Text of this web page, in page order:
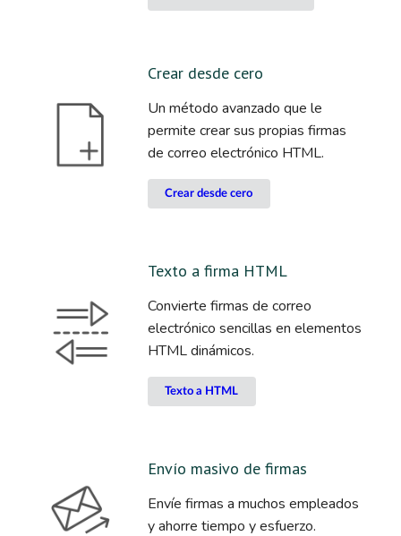
Crear desde cero
Un método avanzado que le
permite crear sus propias firmas
de correo electrónico HTML.
Crear desde cero
Texto a firma HTML
Convierte firmas de correo
electrónico sencillas en elementos
HTML dinámicos.
Texto a HTML
Envío masivo de firmas
Envíe firmas a muchos empleados
y ahorre tiempo y esfuerzo.